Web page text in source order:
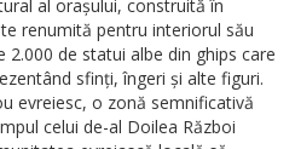
al orașului, construită în
renumită pentru interiorul său
de statui albe din ghips care
sfinți, îngeri și alte figuri.
evreiesc, o zonă semnificativă
celui de-al Doilea Război